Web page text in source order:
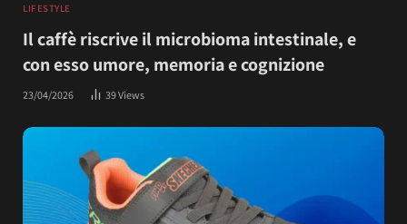
LIFESTYLE
Il caffè riscrive il microbioma intestinale, e
con esso umore, memoria e cognizione
23/04/2026 39Views